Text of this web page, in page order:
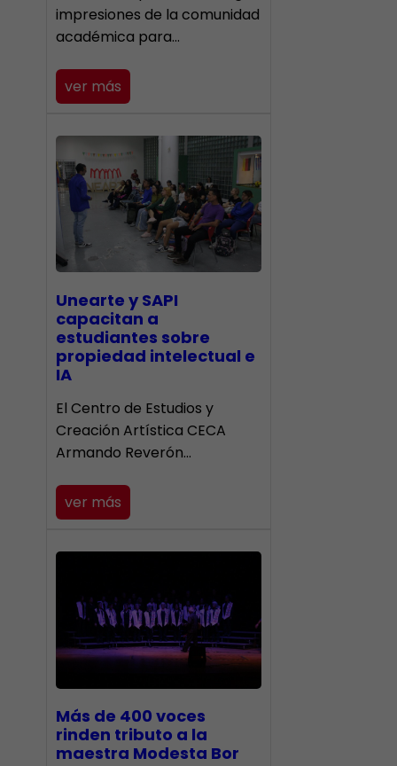
impresiones de la comunidad
académica para…
ver más
Unearte y SAPI
capacitan a
estudiantes sobre
propiedad intelectual e
IA
El Centro de Estudios y
Creación Artística CECA
Armando Reverón…
ver más
Más de 400 voces
rinden tributo a la
maestra Modesta Bor